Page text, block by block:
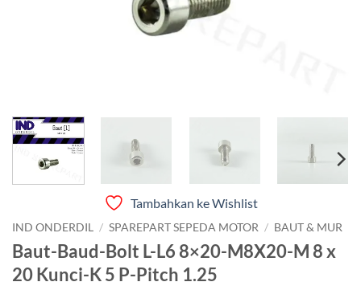
Tambahkan ke Wishlist
IND ONDERDIL / SPAREPART SEPEDA MOTOR / BAUT & MUR
Baut-Baud-Bolt L-L6 8×20-M8X20-M 8 x
20 Kunci-K 5 P-Pitch 1.25